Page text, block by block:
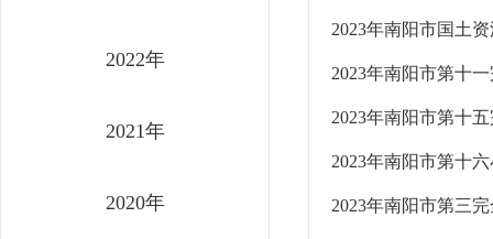
2022年
2021年
2020年
2023年南阳市国土
2023年南阳市第十
2023年南阳市第十
2023年南阳市第十
2023年南阳市第三